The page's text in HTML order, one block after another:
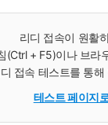
리디 접속이 원활
(Ctrl + F5)이나 브라
접속 테스트를 통
테스트 페이지